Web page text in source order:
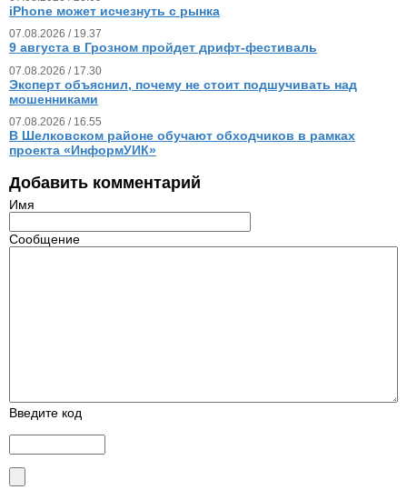
iPhone может исчезнуть с рынка
07.08.2026 / 19.37
9 августа в Грозном пройдет дрифт-фестиваль
07.08.2026 / 17.30
Эксперт объяснил, почему не стоит подшучивать над
мошенниками
07.08.2026 / 16.55
В Шелковском районе обучают обходчиков в рамках
проекта «ИнформУИК»
Добавить комментарий
Имя
Сообщение
Введите код